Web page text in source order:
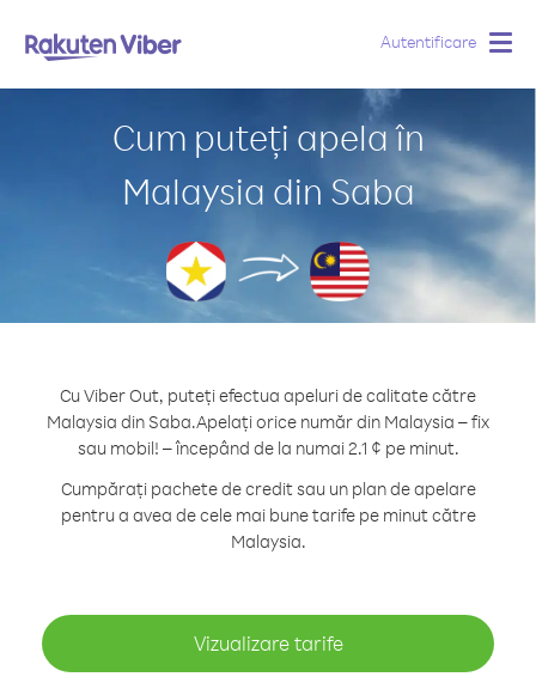
Autentificare
Cum puteți apela în
Malaysia din Saba
Cu Viber Out, puteți efectua apeluri de calitate către
Malaysia din Saba.Apelați orice număr din Malaysia – fix
sau mobil! – începând de la numai 2.1 ¢ pe minut.
Cumpărați pachete de credit sau un plan de apelare
pentru a avea de cele mai bune tarife pe minut către
Malaysia.
Vizualizare tarife